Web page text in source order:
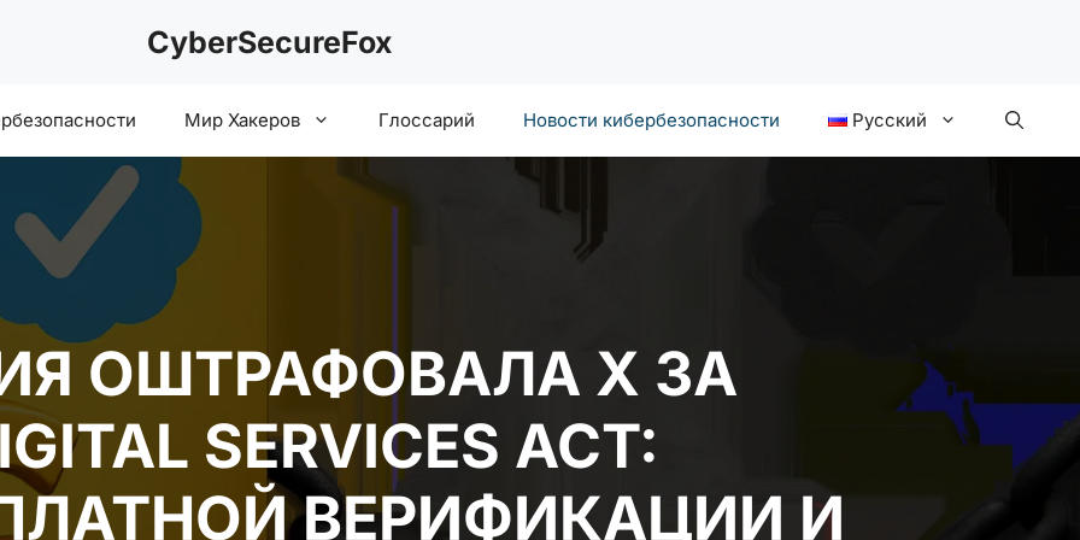
CyberSecureFox
Мир Хакеров Глоссарий Новости кибербезопасности Русский
ОШТРАФОВАЛА X ЗА
SERVICES ACT:
ВЕРИФИКАЦИИ И